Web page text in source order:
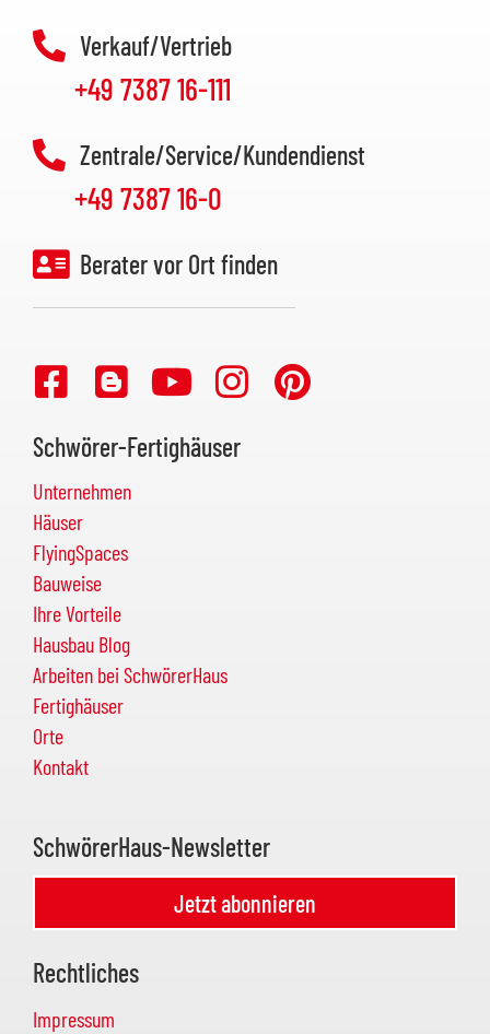
Verkauf/Vertrieb
+49 7387 16-111
Zentrale/Service/Kundendienst
+49 7387 16-0
Berater vor Ort finden
Schwörer-Fertighäuser
Unternehmen
Häuser
FlyingSpaces
Bauweise
Ihre Vorteile
Hausbau Blog
Arbeiten bei SchwörerHaus
Fertighäuser
Orte
Kontakt
SchwörerHaus-Newsletter
Jetzt abonnieren
Rechtliches
Impressum